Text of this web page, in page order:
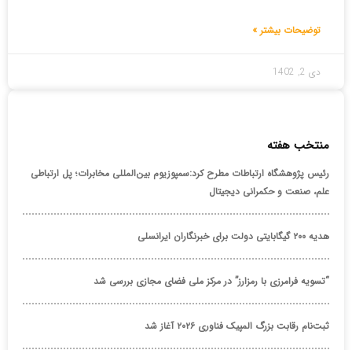
توضیحات بیشتر »
دی 2, 1402
منتخب هفته
رئیس پژوهشگاه ارتباطات مطرح کرد:سمپوزیوم بین‌المللی مخابرات؛ پل ارتباطی
علم، صنعت و حکمرانی دیجیتال
هدیه ۲۰۰ گیگابایتی دولت برای خبرنگاران ایرانسلی
“تسویه فرامرزی با رمزارز” در مرکز ملی فضای مجازی بررسی شد
ثبت‌نام رقابت بزرگ المپیک فناوری ۲۰۲۶ آغاز شد